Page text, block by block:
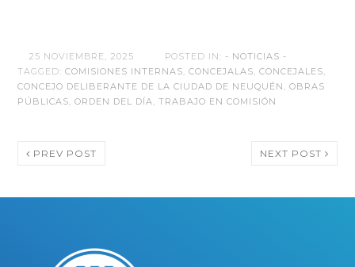
25 NOVIEMBRE, 2025 POSTED IN: - NOTICIAS -
TAGGED:COMISIONES INTERNAS ,CONCEJALAS ,CONCEJALES
CONCEJO DELIBERANTE DE LA CIUDAD DE NEUQUÉN
,OBRAS
PÚBLICAS ,ORDEN DEL DÍA ,TRABAJO EN COMISIÓN
PREV POST NEXT POST